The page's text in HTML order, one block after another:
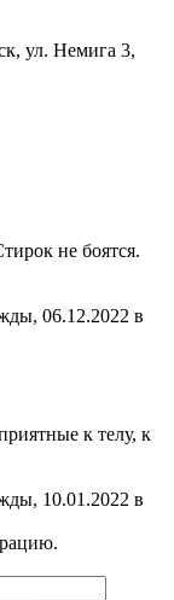
ул. Немига 3,
не боятся.
06.12.2022 в
к телу, к
10.01.2022 в